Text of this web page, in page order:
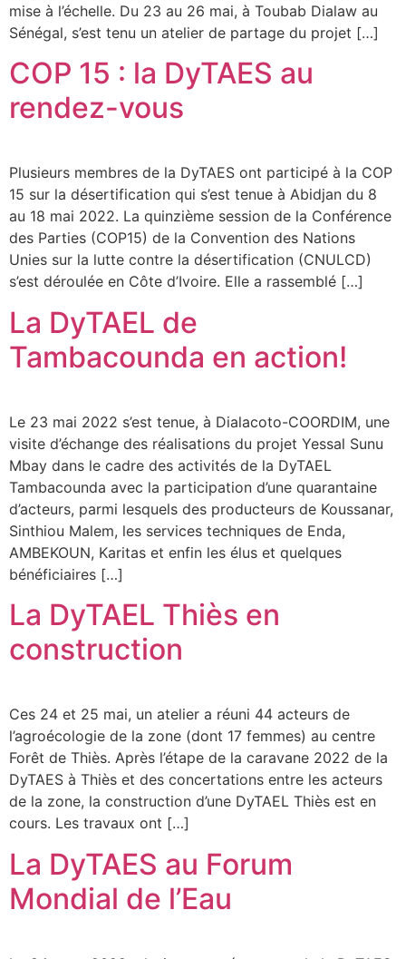
mise à l’échelle. Du 23 au 26 mai, à Toubab Dialaw au
Sénégal, s’est tenu un atelier de partage du projet […]
COP 15 : la DyTAES au
rendez-vous
Plusieurs membres de la DyTAES ont participé à la COP
15 sur la désertification qui s’est tenue à Abidjan du 8
au 18 mai 2022. La quinzième session de la Conférence
des Parties (COP15) de la Convention des Nations
Unies sur la lutte contre la désertification (CNULCD)
s’est déroulée en Côte d’Ivoire. Elle a rassemblé […]
La DyTAEL de
Tambacounda en action!
Le 23 mai 2022 s’est tenue, à Dialacoto-COORDIM, une
visite d’échange des réalisations du projet Yessal Sunu
Mbay dans le cadre des activités de la DyTAEL
Tambacounda avec la participation d’une quarantaine
d’acteurs, parmi lesquels des producteurs de Koussanar,
Sinthiou Malem, les services techniques de Enda,
AMBEKOUN, Karitas et enfin les élus et quelques
bénéficiaires […]
La DyTAEL Thiès en
construction
Ces 24 et 25 mai, un atelier a réuni 44 acteurs de
l’agroécologie de la zone (dont 17 femmes) au centre
Forêt de Thiès. Après l’étape de la caravane 2022 de la
DyTAES à Thiès et des concertations entre les acteurs
de la zone, la construction d’une DyTAEL Thiès est en
cours. Les travaux ont […]
La DyTAES au Forum
Mondial de l’Eau